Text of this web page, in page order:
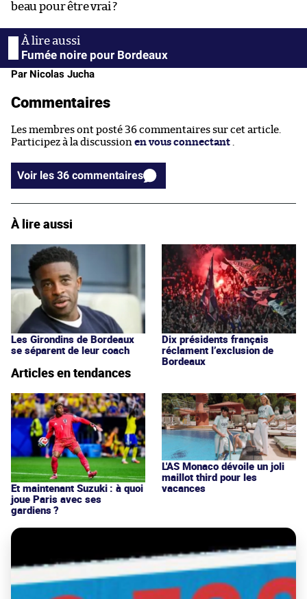
beau pour être vrai ?
Fumée noire pour Bordeaux
Par Nicolas Jucha
Commentaires
Les membres ont posté 36 commentaires sur cet article.
Participez à la discussion en vous connectant .
Voir les 36 commentaires
À lire aussi
Les Girondins de Bordeaux
se séparent de leur coach
Dix présidents français
réclament l’exclusion de
Bordeaux
Articles en tendances
Et maintenant Suzuki : à quoi
joue Paris avec ses
gardiens ?
L'AS Monaco dévoile un joli
maillot third pour les
vacances